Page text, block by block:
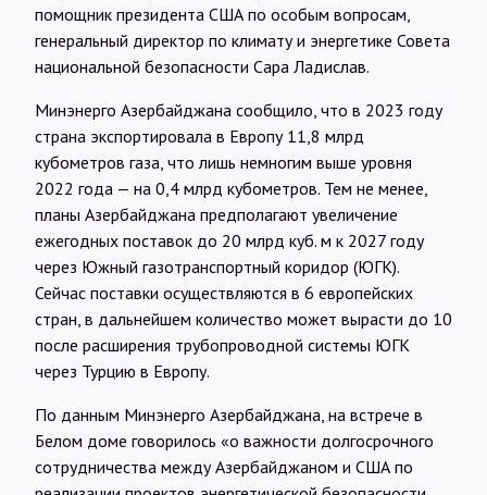
помощник президента США по особым вопросам,
генеральный директор по климату и энергетике Совета
национальной безопасности Сара Ладислав.
Минэнерго Азербайджана сообщило, что в 2023 году
страна экспортировала в Европу 11,8 млрд
кубометров газа, что лишь немногим выше уровня
2022 года — на 0,4 млрд кубометров. Тем не менее,
планы Азербайджана предполагают увеличение
ежегодных поставок до 20 млрд куб. м к 2027 году
через Южный газотранспортный коридор (ЮГК).
Сейчас поставки осуществляются в 6 европейских
стран, в дальнейшем количество может вырасти до 10
после расширения трубопроводной системы ЮГК
через Турцию в Европу.
По данным Минэнерго Азербайджана, на встрече в
Белом доме говорилось «о важности долгосрочного
сотрудничества между Азербайджаном и США по